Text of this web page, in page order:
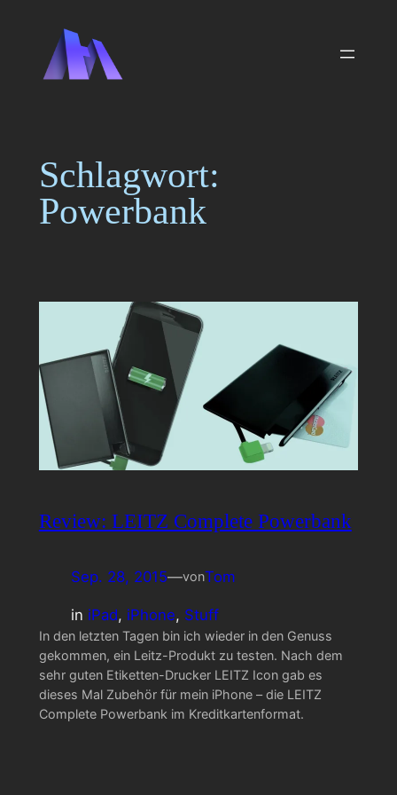
springen
Schlagwort:
Powerbank
Review: LEITZ Complete Powerbank
Sep. 28, 2015—vonTom
in iPad, iPhone, Stuff
In den letzten Tagen bin ich wieder in den Genuss
gekommen, ein Leitz-Produkt zu testen. Nach dem
sehr guten Etiketten-Drucker LEITZ Icon gab es
dieses Mal Zubehör für mein iPhone – die LEITZ
Complete Powerbank im Kreditkartenformat.